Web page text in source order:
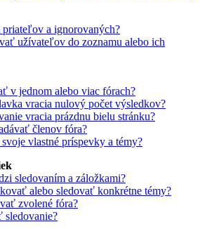
a ignorovaných?
užívateľov do zoznamu alebo ich
v jednom alebo viac fórach?
vracia nulový počet výsledkov?
vracia prázdnu bielu stránku?
členov fóra?
vlastné príspevky a témy?
sledovaním a záložkami?
alebo sledovať konkrétne témy?
zvolené fóra?
sledovanie?